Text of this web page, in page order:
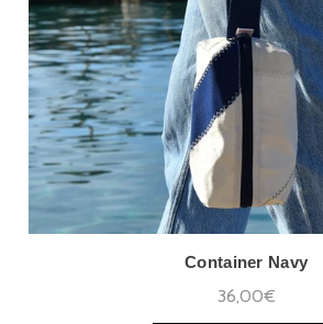
Container Navy
36,00€